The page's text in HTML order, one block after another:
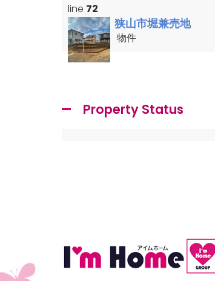
line 72
狭山市堀兼売地
物件
Property Status